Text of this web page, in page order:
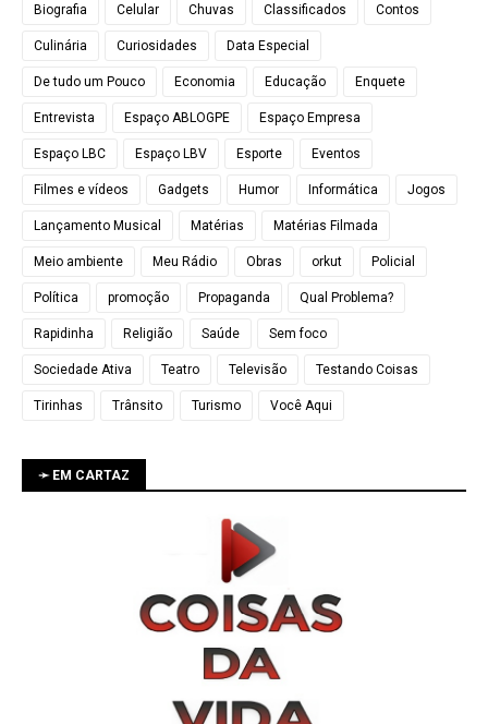
Biografia Celular Chuvas Classificados Contos
Culinária Curiosidades Data Especial
De tudo um Pouco Economia Educação Enquete
Entrevista Espaço ABLOGPE Espaço Empresa
Espaço LBC Espaço LBV Esporte Eventos
Filmes e vídeos Gadgets Humor Informática Jogos
Lançamento Musical Matérias Matérias Filmada
Meio ambiente Meu Rádio Obras orkut Policial
Política promoção Propaganda Qual Problema?
Rapidinha Religião Saúde Sem foco
Sociedade Ativa Teatro Televisão Testando Coisas
Tirinhas Trânsito Turismo Você Aqui
➛ EM CARTAZ